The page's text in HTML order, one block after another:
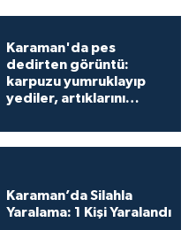
Karaman'da pes
dedirten görüntü:
karpuzu yumruklayıp
yediler, artıklarını
Karaman’da Silahla
Yaralama: 1 Kişi Yaralandı